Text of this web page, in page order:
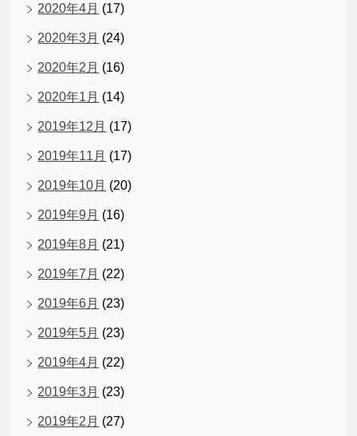
2020年4月 (17)
2020年3月 (24)
2020年2月 (16)
2020年1月 (14)
2019年12月 (17)
2019年11月 (17)
2019年10月 (20)
2019年9月 (16)
2019年8月 (21)
2019年7月 (22)
2019年6月 (23)
2019年5月 (23)
2019年4月 (22)
2019年3月 (23)
2019年2月 (27)